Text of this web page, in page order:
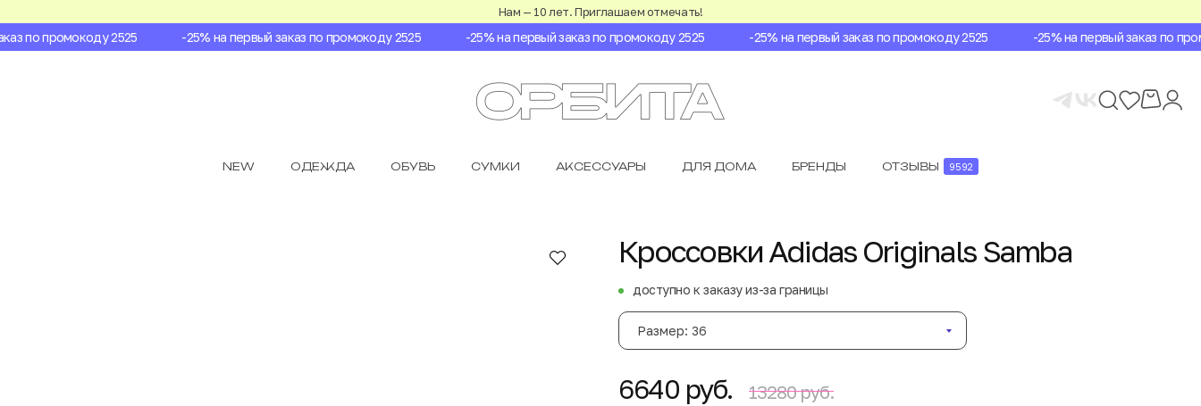
Нам — 10 лет. Приглашаем отмечать!
по промокоду 2525 -25% на первый заказ по промокоду 2525 -25% на первый заказ по промокоду 2525 -25% на первый заказ по промокоду 2525 -25% на первый заказ по
NEW ОДЕЖДА ОБУВЬ СУМКИ АКСЕССУАРЫ ДЛЯ ДОМА БРЕНДЫ ОТЗЫВЫ 9592
Кроссовки Adidas Originals Samba
доступно к заказу из-за границы
Размер: 36
6640 руб. 13280 руб.